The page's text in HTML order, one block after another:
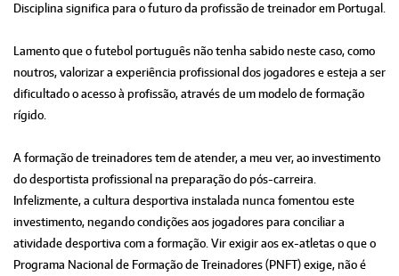
Disciplina significa para o futuro da profissão de treinador em Portugal.
Lamento que o futebol português não tenha sabido neste caso, como
noutros, valorizar a experiência profissional dos jogadores e esteja a ser
dificultado o acesso à profissão, através de um modelo de formação
rígido.
A formação de treinadores tem de atender, a meu ver, ao investimento
do desportista profissional na preparação do pós-carreira.
Infelizmente, a cultura desportiva instalada nunca fomentou este
investimento, negando condições aos jogadores para conciliar a
atividade desportiva com a formação. Vir exigir aos ex-atletas o que o
Programa Nacional de Formação de Treinadores (PNFT) exige, não é